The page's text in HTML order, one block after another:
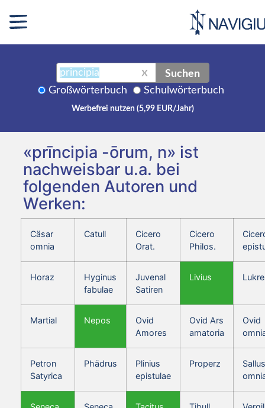
X Suchen
Großwörterbuch Schulwörterbuch
Werbefrei nutzen (5,99 EUR/Jahr)
«prīncipia -ōrum, n» ist
nachweisbar u.a. bei
folgenden Autoren und
Werken:
Cäsar
omnia
Catull
Cicero
Orat.
Cicero
Philos.
Horaz
Hyginus
fabulae
Juvenal
Satiren
Livius
Martial Nepos
Ovid
Amores
Ovid Ars
amatoria
Ovid
Petron
Satyrica
Phädrus
Plinius
epistulae
Properz